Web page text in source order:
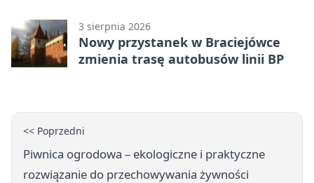
3 sierpnia 2026
Nowy przystanek w Braciejówce
zmienia trasę autobusów linii BP
<< Poprzedni
Piwnica ogrodowa – ekologiczne i praktyczne
rozwiązanie do przechowywania żywności